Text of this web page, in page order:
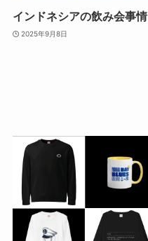
インドネシアの飲み会事情
2025年9月8日